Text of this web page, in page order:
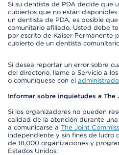
Si su dentista de PDA decide que
cubiertos que no están
un dentista de PDA, es posible
comunitario afiliado. Usted debe
por escrito de Kaiser Permanente
cubierto de un dentista
Si desea reportar un error sobre
del directorio, llame a Servicio a
o comuníquese con el
Informar sobre inquietudes a The
Si los organizadores no pueden
calidad de la atención durante
a comunicarse a The Joint
independiente y sin fines de lucro
de 18,000 organizaciones y
Estados Unidos.